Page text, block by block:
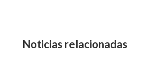
Noticias relacionadas